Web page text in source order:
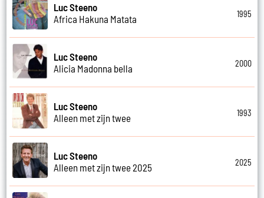
Luc Steeno
Africa Hakuna Matata
1995
Luc Steeno
Alicia Madonna bella
2000
Luc Steeno
Alleen met zijn twee
1993
Luc Steeno
Alleen met zijn twee 2025
2025